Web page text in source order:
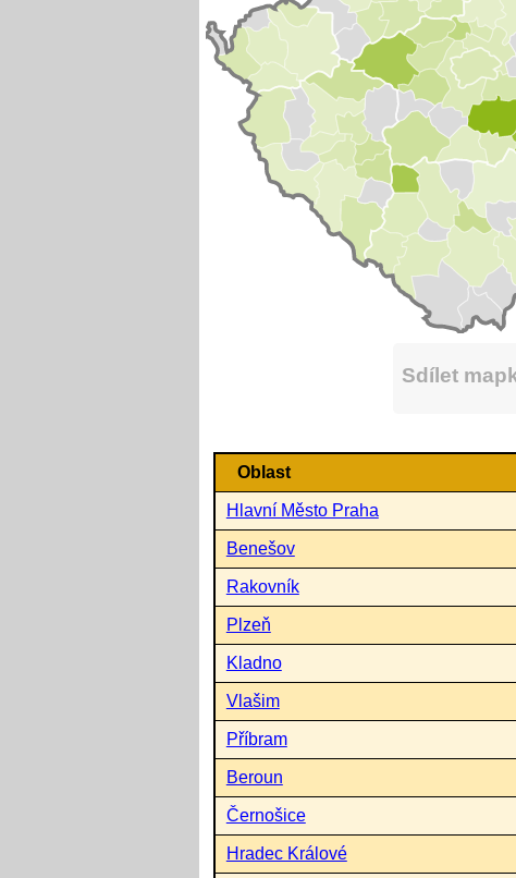
Sdílet
Oblast
Hlavní Město Praha
Benešov
Rakovník
Plzeň
Kladno
Vlašim
Příbram
Beroun
Černošice
Hradec Králové